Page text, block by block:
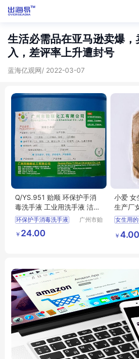
生活必需品在亚马逊卖爆，
入，差评率上升遭封号
蓝海亿观网/ 2022-03-07
Q/YS.951 贻顺 环保护手消
毒洗手液 工业用洗手液 洁净
抑菌洗手液
环保护手消毒洗手液
工业用洗手液
洁净抑菌洗手液
广州市贻
￥ 24.00
小爱 女
生产厂
女生用
￥ 4.00